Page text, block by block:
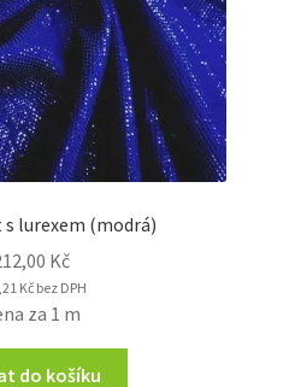
s lurexem (modrá)
Kč
Kčbez DPH
za 1 m
do košíku